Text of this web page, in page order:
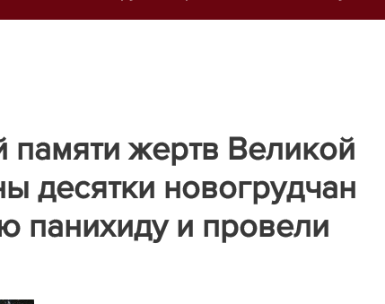
жертв Великой
десятки новогрудчан
панихиду и провели